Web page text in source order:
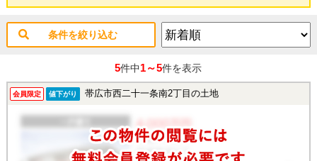
条件を絞り込む
5件中1～5件を表示
会員限定 値下がり 帯広市西二十一条南2丁目の土地